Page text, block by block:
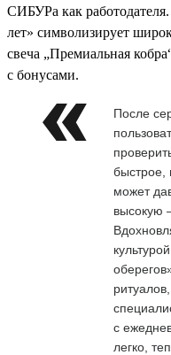
СИБУРа как
лет» символизирует
свеча „Премиальная
с бонусами.
После
быстрое,
может
высокую
с
легко,